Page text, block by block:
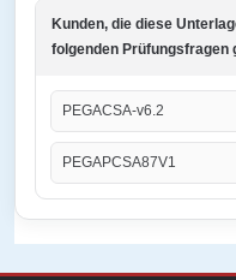
Kunden, die diese
folgenden Prüfungsfragen
PEGACSA-v6.2
PEGAPCSA87V1